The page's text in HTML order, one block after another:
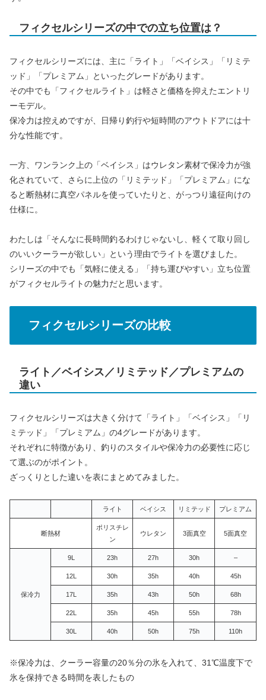
フィクセルシリーズの中での立ち位置は？
フィクセルシリーズには、主に「ライト」「ベイシス」「リミテ
ッド」「プレミアム」といったグレードがあります。
その中でも「フィクセルライト」は軽さと価格を抑えたエントリ
ーモデル。
保冷力は控えめですが、日帰り釣行や短時間のアウトドアには十
分な性能です。
一方、ワンランク上の「ベイシス」はウレタン素材で保冷力が強
化されていて、さらに上位の「リミテッド」「プレミアム」にな
ると断熱材に真空パネルを使っていたりと、がっつり遠征向けの
仕様に。
わたしは「そんなに長時間釣るわけじゃないし、軽くて取り回し
のいいクーラーが欲しい」という理由でライトを選びました。
シリーズの中でも「気軽に使える」「持ち運びやすい」立ち位置
がフィクセルライトの魅力だと思います。
フィクセルシリーズの比較
ライト／ベイシス／リミテッド／プレミアムの
違い
フィクセルシリーズは大きく分けて「ライト」「ベイシス」「リ
ミテッド」「プレミアム」の4グレードがあります。
それぞれに特徴があり、釣りのスタイルや保冷力の必要性に応じ
て選ぶのがポイント。
ざっくりとした違いを表にまとめてみました。
ライト ベイシス リミテッド プレミアム
断熱材
ポリスチレ
ン
ウレタン 3面真空 5面真空
保冷力
9L 23h 27h 30h –
12L 30h 35h 40h 45h
17L 35h 43h 50h 68h
22L 35h 45h 55h 78h
30L 40h 50h 75h 110h
※保冷力は、クーラー容量の20％分の氷を入れて、31℃温度下で
氷を保持できる時間を表したもの